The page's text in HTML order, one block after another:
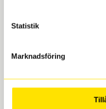
Statistik
Marknadsföring
Boka och hämta
När du beställer dina nya
Göteborg. Välj mellan
upphämtning eller